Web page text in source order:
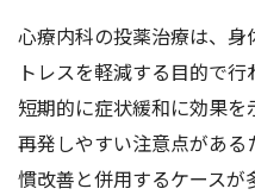
心療内科の投薬治療は、
トレスを軽減する目的で
短期的に症状緩和に効果
再発しやすい注意点があ
慣改善と併用するケースが